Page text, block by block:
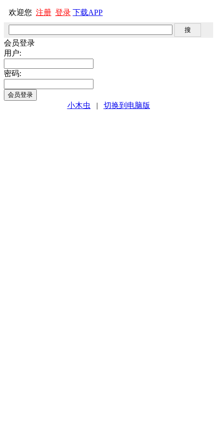
欢迎您 注册 登录 下载APP
会员登录
用户:
密码:
小木虫 | 切换到电脑版